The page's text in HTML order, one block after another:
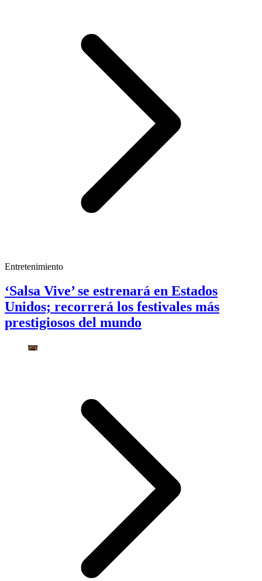
Entretenimiento
‘Salsa Vive’ se estrenará en Estados
Unidos; recorrerá los festivales más
prestigiosos del mundo